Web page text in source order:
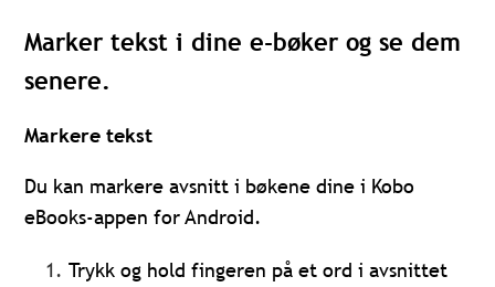
Marker tekst i dine e-bøker og se dem
senere.
Markere tekst
Du kan markere avsnitt i bøkene dine i Kobo
eBooks-appen for Android.
Trykk og hold fingeren på et ord i avsnittet